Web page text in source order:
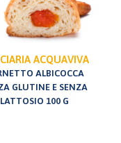
ACQUAVIVA
ALBICOCCA
GLUTINE E SENZA
LATTOSIO 100 G